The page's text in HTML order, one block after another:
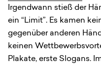
Irgendwann stieß der
ein “Limit”. Es kamen
gegenüber anderen
keinen
Plakate, erste Slogans.